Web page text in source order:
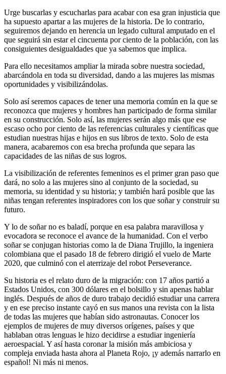
Urge buscarlas y escucharlas para acabar con esa gran injusticia que
ha supuesto apartar a las mujeres de la historia. De lo contrario,
seguiremos dejando en herencia un legado cultural amputado en el
que seguirá sin estar el cincuenta por ciento de la población, con las
consiguientes desigualdades que ya sabemos que implica.
Para ello necesitamos ampliar la mirada sobre nuestra sociedad,
abarcándola en toda su diversidad, dando a las mujeres las mismas
oportunidades y visibilizándolas.
Solo así seremos capaces de tener una memoria común en la que se
reconozca que mujeres y hombres han participado de forma similar
en su construcción. Solo así, las mujeres serán algo más que ese
escaso ocho por ciento de las referencias culturales y científicas que
estudian nuestras hijas e hijos en sus libros de texto. Solo de esta
manera, acabaremos con esa brecha profunda que separa las
capacidades de las niñas de sus logros.
La visibilización de referentes femeninos es el primer gran paso que
dará, no solo a las mujeres sino al conjunto de la sociedad, su
memoria, su identidad y su historia; y también hará posible que las
niñas tengan referentes inspiradores con los que soñar y construir su
futuro.
Y lo de soñar no es baladí, porque en esa palabra maravillosa y
evocadora se reconoce el avance de la humanidad. Con el verbo
soñar se conjugan historias como la de Diana Trujillo, la ingeniera
colombiana que el pasado 18 de febrero dirigió el vuelo de Marte
2020, que culminó con el aterrizaje del robot Perseverance.
Su historia es el relato duro de la migración: con 17 años partió a
Estados Unidos, con 300 dólares en el bolsillo y sin apenas hablar
inglés. Después de años de duro trabajo decidió estudiar una carrera
y en ese preciso instante cayó en sus manos una revista con la lista
de todas las mujeres que habían sido astronautas. Conocer los
ejemplos de mujeres de muy diversos orígenes, países y que
hablaban otras lenguas le hizo decidirse a estudiar ingeniería
aeroespacial. Y así hasta coronar la misión más ambiciosa y
compleja enviada hasta ahora al Planeta Rojo, ¡y además narrarlo en
español! Ni más ni menos.